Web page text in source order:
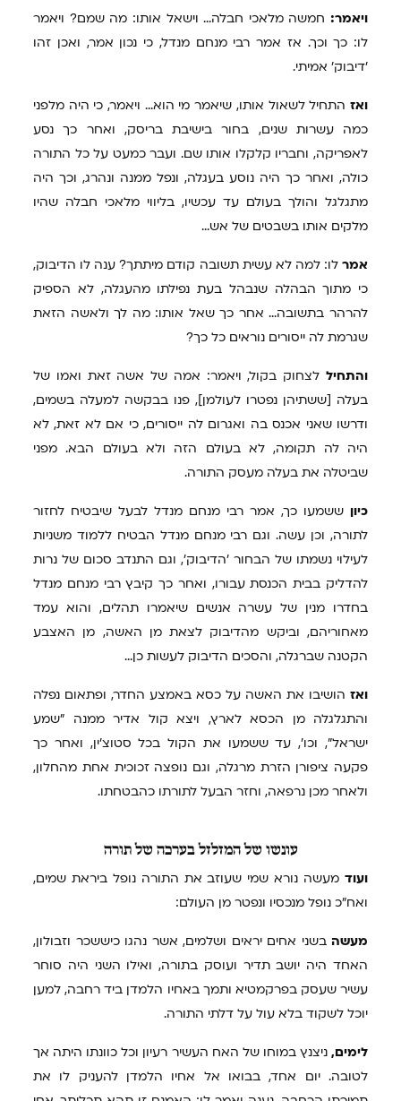
ויאמר: חמשה מלאכי חבלה... וישאל אותו: מה שמם? ויאמר
לו: כך וכך. אז אמר רבי מנחם מנדל, כי נכון אמר, ואכן זהו
'דיבוק' אמיתי.
ואז התחיל לשאול אותו, שיאמר מי הוא... ויאמר, כי היה מלפני
כמה עשרות שנים, בחור בישיבת בריסק, ואחר כך נסע
לאפריקה, וחבריו קלקלו אותו שם. ועבר כמעט על כל התורה
כולה, ואחר כך היה נוסע בעגלה, ונפל ממנה ונהרג, וכך היה
מתגלגל והולך בעולם עד עכשיו, בליווי מלאכי חבלה שהיו
מלקים אותו בשבטים של אש...
אמר לו: למה לא עשית תשובה קודם מיתתך? ענה לו הדיבוק,
כי מתוך הבהלה שנבהל בעת נפילתו מהעגלה, לא הספיק
להרהר בתשובה... אחר כך שאל אותו: מה לך ולאשה הזאת
שגרמת לה ייסורים נוראים כל כך?
והתחיל לצחוק בקול, ויאמר: אמה של אשה זאת ואמו של
בעלה [ששתיהן נפטרו לעולמן], פנו בבקשה למעלה בשמים,
ודרשו שאני אכנס בה ואגרום לה ייסורים, כי אם לא זאת, לא
היה לה תקומה, לא בעולם הזה ולא בעולם הבא. מפני
שביטלה את בעלה מעסק התורה.
כיון ששמעו כך, אמר רבי מנחם מנדל לבעל שיבטיח לחזור
לתורה, וכן עשה. וגם רבי מנחם מנדל הבטיח ללמוד משניות
לעילוי נשמתו של הבחור 'הדיבוק', וגם התנדב סכום של נרות
להדליק בבית הכנסת עבורו, ואחר כך קיבץ רבי מנחם מנדל
בחדרו מנין של עשרה אנשים שיאמרו תהלים, והוא עמד
מאחוריהם, וביקש מהדיבוק לצאת מן האשה, מן האצבע
הקטנה שברגלה, והסכים הדיבוק לעשות כן...
ואז הושיבו את האשה על כסא באמצע החדר, ופתאום נפלה
והתגלגלה מן הכסא לארץ, ויצא קול אדיר ממנה "שמע
ישראל", וכו', עד ששמעו את הקול בכל סטוצ'ין, ואחר כך
פקעה ציפורן הזרת מרגלה, וגם נופצה זכוכית אחת מהחלון,
ולאחר מכן נרפאה, וחזר הבעל לתורתו כהבטחתו.
עונשו של המזלזל בערכה של תורה
ועוד מעשה נורא שמי שעוזב את התורה נופל ביראת שמים,
ואח"כ נופל מנכסיו ונפטר מן העולם:
מעשה בשני אחים יראים ושלמים, אשר נהגו כיששכר וזבולון,
האחד היה יושב תדיר ועוסק בתורה, ואילו השני היה סוחר
עשיר שעסק בפרקמטיא ותמך באחיו הלמדן ביד רחבה, למען
יוכל לשקוד בלא עול על דלתי התורה.
לימים, ניצנץ במוחו של האח העשיר רעיון וכל כוונתו היתה אך
לטובה. יום אחד, בבואו אל אחיו הלמדן להעניק לו את